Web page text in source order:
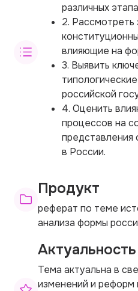
различных
2. Рассмотреть
влияющие на
3. Выявить
российской
4. Оценить
процессов на
представления
в России.
Продукт
реферат по теме
анализа формы
Актуальность
Тема актуальна в
изменений и реформ